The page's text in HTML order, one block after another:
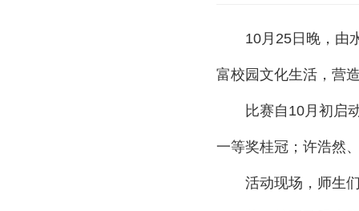
10月25日晚， 由
富校园文化生活，营
比赛自 10月初启
一等奖桂冠；许浩然
活动现场，师生